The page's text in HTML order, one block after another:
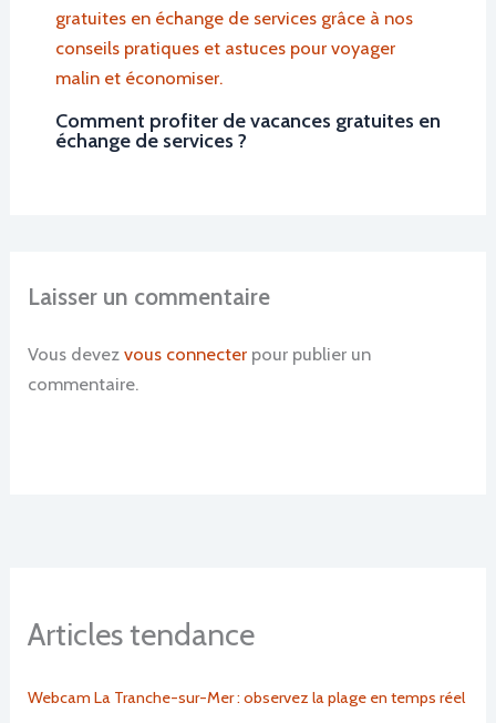
Comment profiter de vacances gratuites en
échange de services ?
Laisser un commentaire
Vous devezvous connecter pour publier un
commentaire.
Articles tendance
Webcam La Tranche-sur-Mer : observez la plage en temps réel